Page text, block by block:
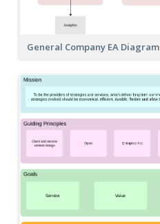
General Company EA Diagram